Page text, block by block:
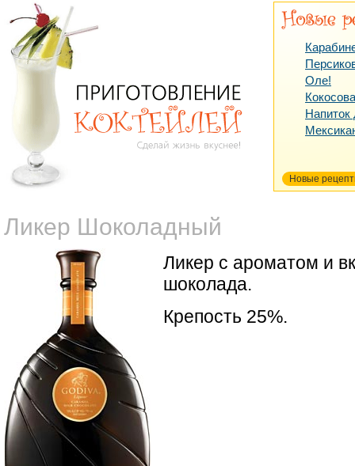
Оле!
Напиток
Новые
Ликер Шоколадный
Ликер с ароматом и
шоколада.
Крепость 25%.